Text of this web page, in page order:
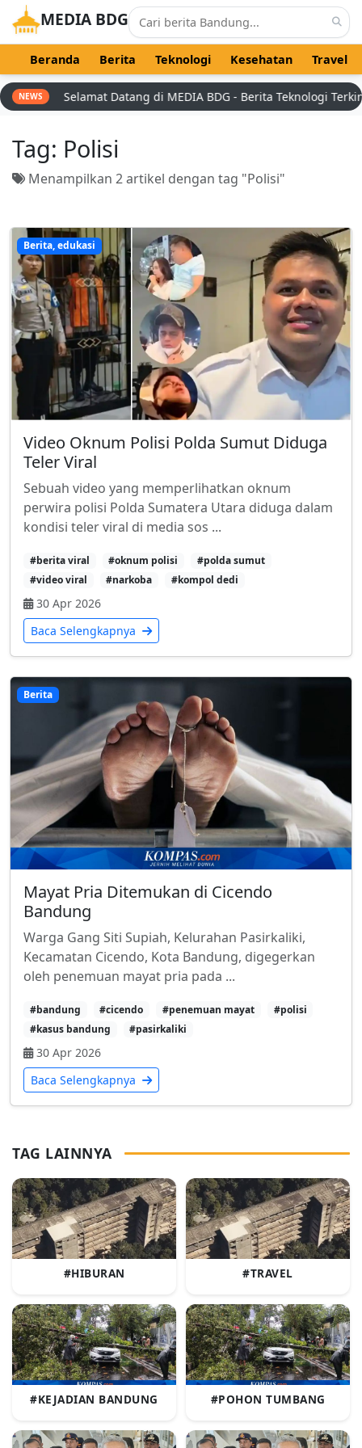
MEDIA BDG
Beranda Berita Teknologi Kesehatan Travel
NEWS Selamat Datang di MEDIA BDG - Berita Teknologi
Tag: Polisi
Menampilkan 2 artikel dengan tag "Polisi"
Berita, edukasi
Video Oknum Polisi Polda Sumut Diduga
Teler Viral
Sebuah video yang memperlihatkan oknum
perwira polisi Polda Sumatera Utara diduga dalam
kondisi teler viral di media sos ...
#berita viral #oknum polisi
#polda sumut
#video viral
#narkoba #kompol dedi
30 Apr 2026
Baca Selengkapnya
Berita
Mayat Pria Ditemukan di Cicendo
Bandung
Warga Gang Siti Supiah, Kelurahan Pasirkaliki,
Kecamatan Cicendo, Kota Bandung, digegerkan
oleh penemuan mayat pria pada ...
#bandung #cicendo #penemuan mayat
#polisi
#kasus bandung
#pasirkaliki
30 Apr 2026
Baca Selengkapnya
TAG LAINNYA
#HIBURAN #TRAVEL
#KEJADIAN BANDUNG #POHON TUMBANG